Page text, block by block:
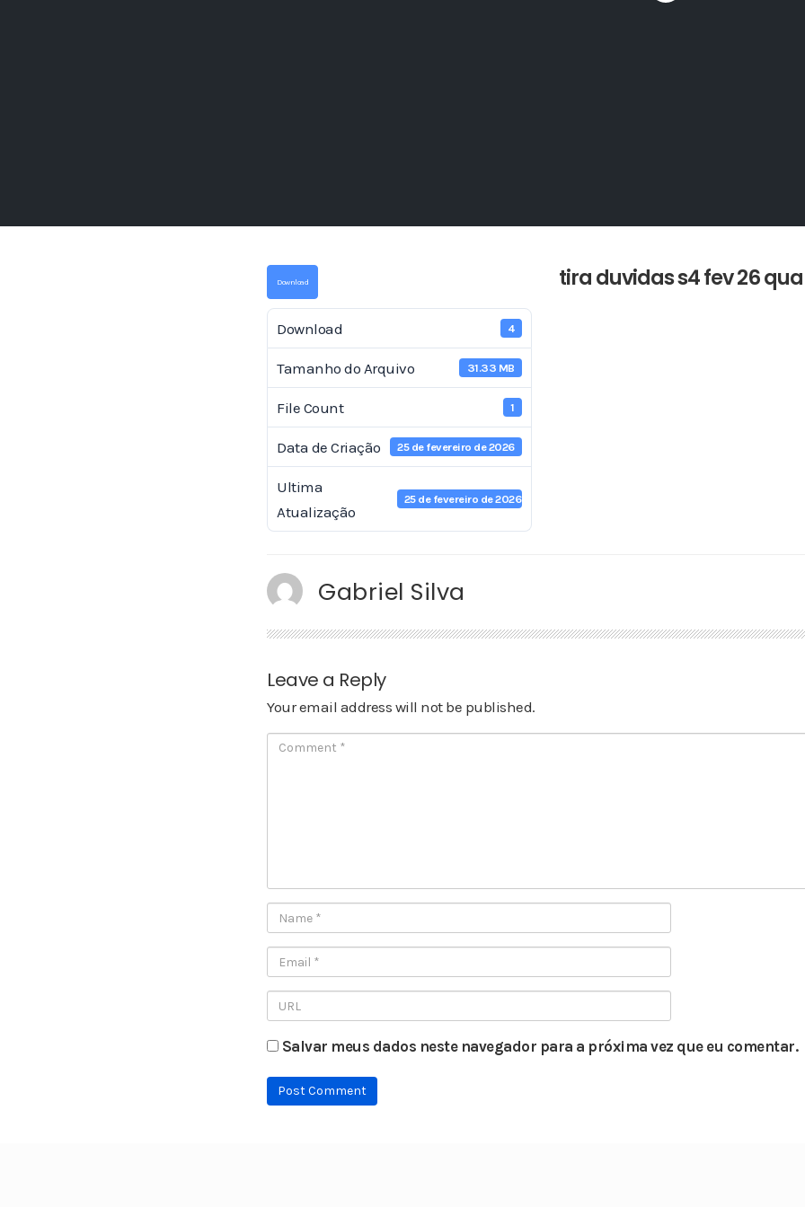
Download
Download 4
Tamanho do Arquivo 31.33 MB
File Count 1
Data de Criação 25 de fevereiro de 2026
Ultima
Atualização
25 de fevereiro de 2026
tira duvidas s4 fev 26
Gabriel Silva
Leave a Reply
Your email address will not be published.
Salvar meus dados neste navegador para a próxima vez que eu comentar.